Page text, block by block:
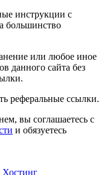
инструкции с
большинство
или любое иное
данного сайта без
реферальные ссылки.
вы соглашаетесь с
и обязуетесь